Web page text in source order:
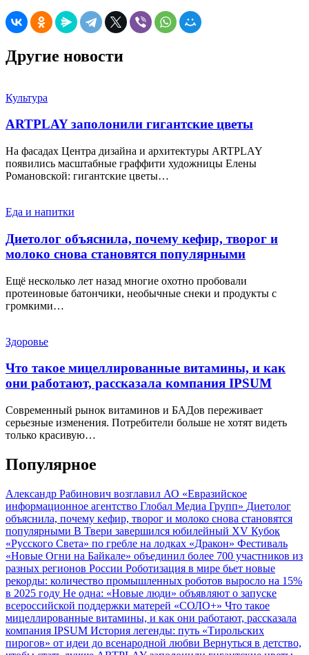
Другие новости
Культура
ARTPLAY заполонили гигантские цветы
На фасадах Центра дизайна и архитектуры ARTPLAY
появились масштабные граффити художницы Елены
Романовской: гигантские цветы…
Еда и напитки
Диетолог объяснила, почему кефир, творог и
молоко снова становятся популярными
Ещё несколько лет назад многие охотно пробовали
протеиновые батончики, необычные снеки и продукты с
громкими…
Здоровье
Что такое мицеллированные витамины, и как
они работают, рассказала компания IPSUM
Современный рынок витаминов и БАДов переживает
серьезные изменения. Потребители больше не хотят видеть
только красивую…
Популярное
Александр Рабинович возглавил АО «Евразийское
информационное агентство Глобал Медиа Групп» Диетолог
объяснила, почему кефир, творог и молоко снова становятся
популярными В Твери завершился юбилейный XV Кубок
«Русского Света» по гребле на лодках «Дракон» Фестиваль
«Новые Огни на Байкале» объединил более 700 участников из
разных регионов России Роботизация в мире бьет новые
рекорды: количество промышленных роботов выросло на 15%
в 2025 году Не одна: «Новые люди» объявляют о запуске
всероссийской поддержки матерей «СОЛО+» Что такое
мицеллированные витамины, и как они работают, рассказала
компания IPSUM История легенды: путь «Тирольских
пирогов» от идеи до всенародной любви Вернуться в детство,